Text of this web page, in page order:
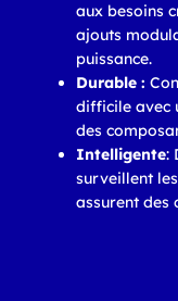
aux besoins
ajouts
puissance.
Durable :
difficile avec
des
Intelligente:
surveillent
assurent des